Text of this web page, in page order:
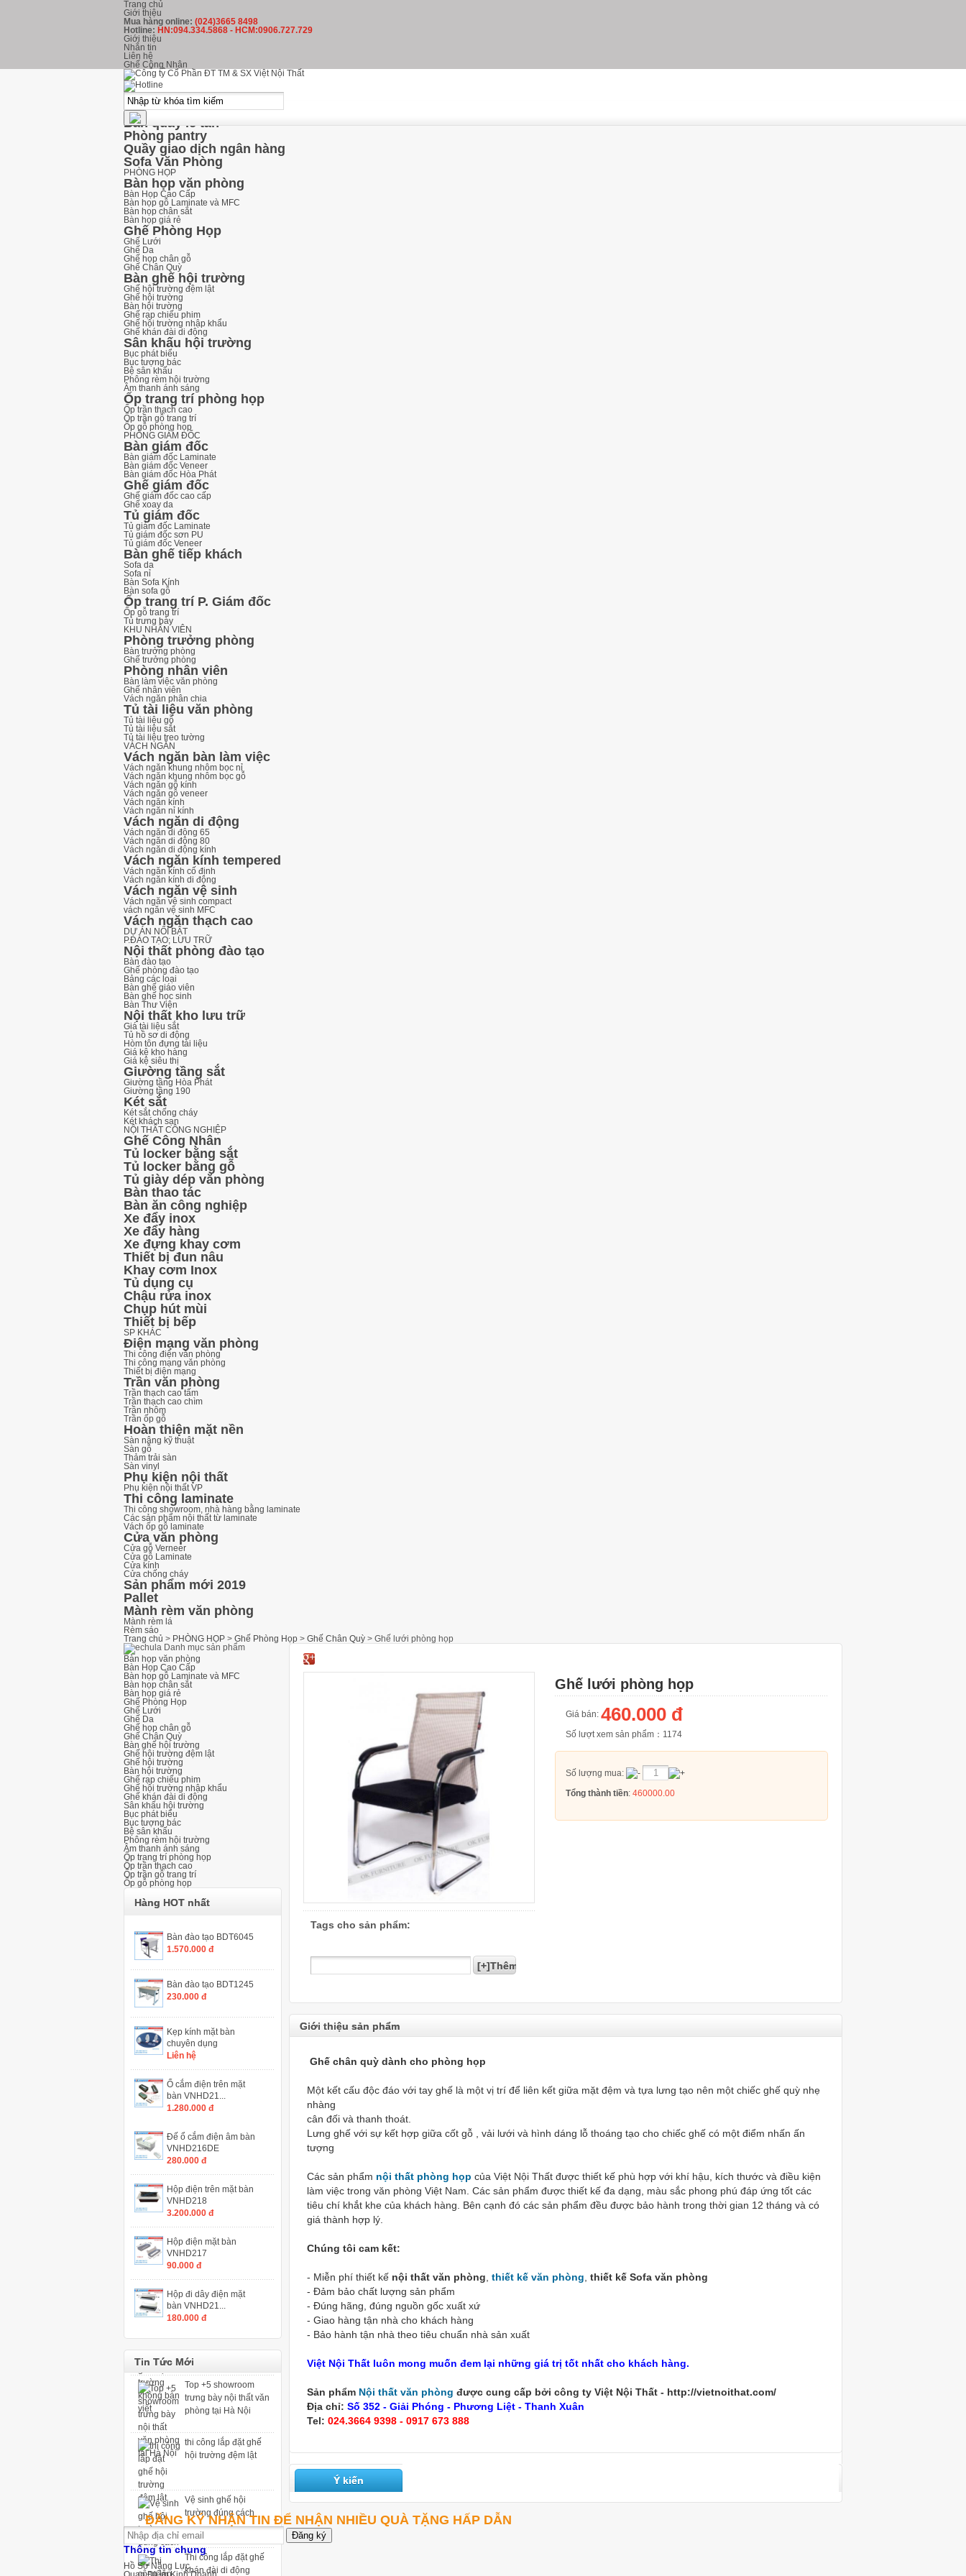
Trang chủ
Giới thiệu
Mua hàng online: (024)3665 8498
Hotline: HN:094.334.5868 - HCM:0906.727.729
Giới thiệu
Nhắn tin
Liên hệ
Ghế Công Nhân
kHU LỄ TÂN
Ghế Phòng Chờ
Ghế băng chờ inox
Ghế băng chờ nhựa
Ghế băng chờ Hòa Phát
Bàn quầy lễ tân
Phòng pantry
Quầy giao dịch ngân hàng
Sofa Văn Phòng
PHÒNG HỌP
Bàn họp văn phòng
Bàn Họp Cao Cấp
Bàn họp gỗ Laminate và MFC
Bàn họp chân sắt
Bàn họp giá rẻ
Ghế Phòng Họp
Ghế Lưới
Ghế Da
Ghế họp chân gỗ
Ghế Chân Quỳ
Bàn ghế hội trường
Ghế hội trường đệm lật
Ghế hội trường
Bàn hội trường
Ghế rạp chiếu phim
Ghế hội trường nhập khẩu
Ghế khán đài di động
Sân khấu hội trường
Bục phát biểu
Bục tượng bác
Bệ sân khấu
Phông rèm hội trường
Âm thanh ánh sáng
Ốp trang trí phòng họp
Ốp trần thạch cao
Ốp trần gỗ trang trí
Ốp gỗ phòng họp
PHÒNG GIÁM ĐỐC
Bàn giám đốc
Bàn giám đốc Laminate
Bàn giám đốc Veneer
Bàn giám đốc Hòa Phát
Ghế giám đốc
Ghế giám đốc cao cấp
Ghế xoay da
Tủ giám đốc
Tủ giám đốc Laminate
Tủ giám đốc sơn PU
Tủ giám đốc Veneer
Bàn ghế tiếp khách
Sofa da
Sofa nỉ
Bàn Sofa Kính
Bàn sofa gỗ
Ốp trang trí P. Giám đốc
Ốp gỗ trang trí
Tủ trưng bày
KHU NHÂN VIÊN
Phòng trưởng phòng
Bàn trưởng phòng
Ghế trưởng phòng
Phòng nhân viên
Bàn làm việc văn phòng
Ghế nhân viên
Vách ngăn phân chia
Tủ tài liệu văn phòng
Tủ tài liệu gỗ
Tủ tài liệu sắt
Tủ tài liệu treo tường
VÁCH NGĂN
Vách ngăn bàn làm việc
Vách ngăn khung nhôm bọc nỉ
Vách ngăn khung nhôm bọc gỗ
Vách ngăn gỗ kính
Vách ngăn gỗ veneer
Vách ngăn kính
Vách ngăn nỉ kính
Vách ngăn di động
Vách ngăn di động 65
Vách ngăn di động 80
Vách ngăn di động kính
Vách ngăn kính tempered
Vách ngăn kính cố định
Vách ngăn kính di động
Vách ngăn vệ sinh
Vách ngăn vệ sinh compact
vách ngăn vệ sinh MFC
Vách ngăn thạch cao
DỰ ÁN NỔI BẬT
P.ĐÀO TẠO; LƯU TRỮ
Nội thất phòng đào tạo
Bàn đào tạo
Ghế phòng đào tạo
Bảng các loại
Bàn ghế giáo viên
Bàn ghế học sinh
Bàn Thư Viện
Nội thất kho lưu trữ
Giá tài liệu sắt
Tủ hồ sơ di động
Hòm tôn đựng tài liệu
Giá kệ kho hàng
Giá kệ siêu thị
Giường tầng sắt
Giường tầng Hòa Phát
Giường tầng 190
Két sắt
Két sắt chống cháy
Két khách sạn
NỘI THẤT CÔNG NGHIỆP
Ghế Công Nhân
Tủ locker bằng sắt
Tủ locker bằng gỗ
Tủ giày dép văn phòng
Bàn thao tác
Bàn ăn công nghiệp
Xe đẩy inox
Xe đẩy hàng
Xe đựng khay cơm
Thiết bị đun nâu
Khay cơm Inox
Tủ dụng cụ
Chậu rửa inox
Chụp hút mùi
Thiết bị bếp
SP KHÁC
Điện mạng văn phòng
Thi công điện văn phòng
Thi công mạng văn phòng
Thiết bị điện mạng
Trần văn phòng
Trần thạch cao tấm
Trần thạch cao chìm
Trần nhôm
Trần ốp gỗ
Hoàn thiện mặt nền
Sàn nâng kỹ thuật
Sàn gỗ
Thảm trải sàn
Sàn vinyl
Phụ kiện nội thất
Phụ kiện nội thất VP
Thi công laminate
Thi công showroom, nhà hàng bằng laminate
Các sản phẩm nội thất từ laminate
Vách ốp gỗ laminate
Cửa văn phòng
Cửa gỗ Verneer
Cửa gỗ Laminate
Cửa kính
Cửa chống cháy
Sản phẩm mới 2019
Pallet
Mành rèm văn phòng
Mành rèm lá
Rèm sáo
Trang chủ > PHÒNG HỌP > Ghế Phòng Họp > Ghế Chân Quỳ > Ghế lưới phòng họp
Ghế lưới phòng họp
Giá bán: 460.000 đ
Số lượt xem sản phẩm： 1174
Số lượng mua:
Tổng thành tiền: 460000.00
Tags cho sản phẩm:
Giới thiệu sản phẩm
Ghế chân quỳ dành cho phòng họp
Một kết cấu độc đáo với tay ghế là một vị trí để liên kết giữa mặt đệm và tựa lưng tạo nên một chiếc ghế quỳ nhẹ
nhàng
cân đối và thanh thoát.
Lưng ghế với sự kết hợp giữa cốt gỗ , vải lưới và hình dáng lỗ thoáng tạo cho chiếc ghế có một điểm nhấn ấn
tượng
Các sản phẩm nội thất phòng họp của Việt Nội Thất được thiết kế phù hợp với khí hậu, kích thước và điều kiện
làm việc trong văn phòng Việt Nam. Các sản phẩm được thiết kế đa dạng, màu sắc phong phú đáp ứng tốt các
tiêu chí khắt khe của khách hàng. Bên cạnh đó các sản phẩm đều được bảo hành trong thời gian 12 tháng và có
giá thành hợp lý.
Chúng tôi cam kết:
- Miễn phí thiết kế nội thất văn phòng thiết kế văn phòng thiết kế Sofa văn phòng
- Đảm bảo chất lượng sản phẩm
- Đúng hãng, đúng nguồn gốc xuất xứ
- Giao hàng tận nhà cho khách hàng
- Bảo hành tận nhà theo tiêu chuẩn nhà sản xuất
Việt Nội Thất luôn mong muốn đem lại những giá trị tốt nhất cho khách hàng.
Sản phẩm Nội thất văn phòng được cung cấp bởi công ty Việt Nội Thất - http://vietnoithat.com/
Địa chỉ: Số 352 - Giải Phóng - Phương Liệt - Thanh Xuân
Tel: 024.3664 9398 - 0917 673 888
Ý kiến
Danh mục sản phẩm
Bàn họp văn phòng
Bàn Họp Cao Cấp
Bàn họp gỗ Laminate và MFC
Bàn họp chân sắt
Bàn họp giá rẻ
Ghế Phòng Họp
Ghế Lưới
Ghế Da
Ghế họp chân gỗ
Ghế Chân Quỳ
Bàn ghế hội trường
Ghế hội trường đệm lật
Ghế hội trường
Bàn hội trường
Ghế rạp chiếu phim
Ghế hội trường nhập khẩu
Ghế khán đài di động
Sân khấu hội trường
Bục phát biểu
Bục tượng bác
Bệ sân khấu
Phông rèm hội trường
Âm thanh ánh sáng
Ốp trang trí phòng họp
Ốp trần thạch cao
Ốp trần gỗ trang trí
Ốp gỗ phòng họp
Hàng HOT nhất
Bàn đào tạo BDT6045
1.570.000 đ
Bàn đào tạo BDT1245
230.000 đ
Kẹp kính mặt bàn
chuyên dụng
Liên hệ
Ổ cắm điện trên mặt
bàn VNHD21...
1.280.000 đ
Đế ổ cắm điện âm bàn
VNHD216DE
280.000 đ
Hộp điện trên mặt bàn
VNHD218
3.200.000 đ
Hộp điện mặt bàn
VNHD217
90.000 đ
Hộp đi dây điện mặt
bàn VNHD21...
180.000 đ
Tin Tức Mới
Thi công lắp đặt ghế
khán đài di động
Ghế hội trường có
trường không bàn viết
Top +5 showroom
trưng bày nội thất văn
phòng tại Hà Nội
hội trường đệm lật
trường đúng cách
Thi công lắp đặt ghế
khán đài di động
ĐĂNG KÝ NHẬN TIN ĐỂ NHẬN NHIỀU QUÀ TẶNG HẤP DẪN
Thông tin chung
Hồ Sơ Năng Lực